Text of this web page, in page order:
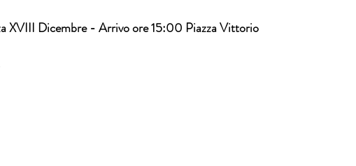
XVIII Dicembre - Arrivo ore 15:00 Piazza Vittorio